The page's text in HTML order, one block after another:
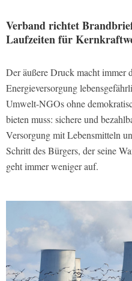
Verband richtet
Laufzeiten für
Der äußere Druck macht immer
Energieversorgung
Umwelt-NGOs ohne
bieten muss: sichere und
Versorgung mit Lebensmitteln
Schritt des Bürgers, der seine
geht immer weniger auf.